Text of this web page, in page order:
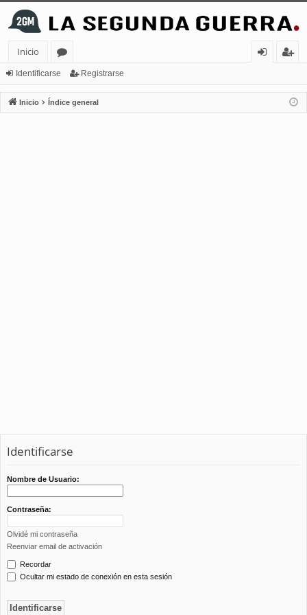
Inicio
or
os
nt
ifi
ist
ra
Identificarse Registrarse
Inicio Índice general
Identificarse
Nombre de Usuario:
Contraseña:
Olvidé mi contraseña
Reenviar email de activación
Recordar
Ocultar mi estado de conexión en esta sesión